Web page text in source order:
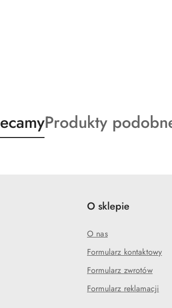
Produkty
o
Produkty
O sklepie
O nas
Formularz kontaktowy
Formularz zwrotów
Formularz reklamacji